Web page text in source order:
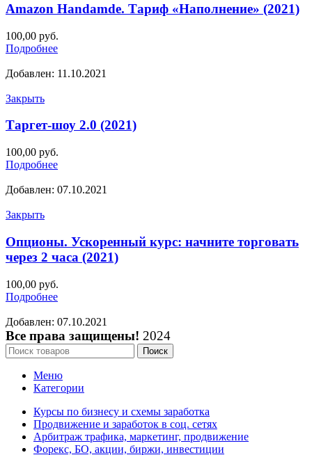
Amazon Handamde. Тариф «Наполнение» (2021)
100,00 руб.
Подробнее
Добавлен: 11.10.2021
Закрыть
Таргет-шоу 2.0 (2021)
100,00 руб.
Подробнее
Добавлен: 07.10.2021
Закрыть
Опционы. Ускоренный курс: начните торговать
через 2 часа (2021)
100,00 руб.
Подробнее
Добавлен: 07.10.2021
Все права защищены! 2024
Поиск
Меню
Категории
Курсы по бизнесу и схемы заработка
Продвижение и заработок в соц. сетях
Арбитраж трафика, маркетинг, продвижение
Форекс, БО, акции, биржи, инвестиции